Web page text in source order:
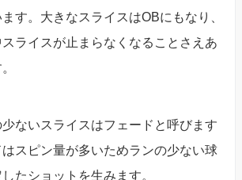
す。大きなスライスはOBにもなり、
ライスが止まらなくなることさえあ
ないスライスはフェードと呼びます
スピン量が多いためランの少ない球
たショットを生みます。